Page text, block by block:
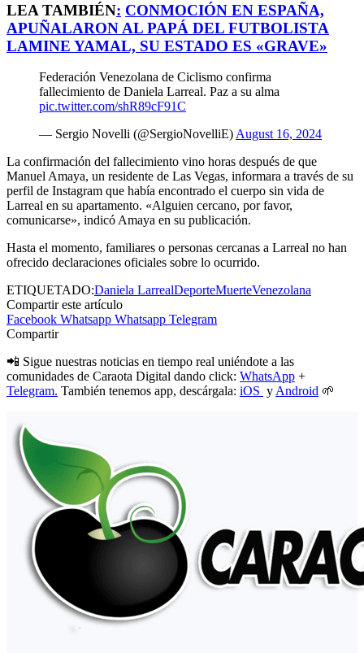
LEA TAMBIÉN: CONMOCIÓN EN ESPAÑA,
APUÑALARON AL PAPÁ DEL FUTBOLISTA
LAMINE YAMAL, SU ESTADO ES «GRAVE»
Federación Venezolana de Ciclismo confirma
fallecimiento de Daniela Larreal. Paz a su alma
pic.twitter.com/shR89cF91C
— Sergio Novelli (@SergioNovelliE) August 16, 2024
La confirmación del fallecimiento vino horas después de que
Manuel Amaya, un residente de Las Vegas, informara a través de su
perfil de Instagram que había encontrado el cuerpo sin vida de
Larreal en su apartamento. «Alguien cercano, por favor,
comunicarse», indicó Amaya en su publicación.
Hasta el momento, familiares o personas cercanas a Larreal no han
ofrecido declaraciones oficiales sobre lo ocurrido.
ETIQUETADO:Daniela LarrealDeporteMuerteVenezolana
Compartir este artículo
Facebook Whatsapp Whatsapp Telegram
Compartir
📲 Sigue nuestras noticias en tiempo real uniéndote a las
comunidades de Caraota Digital dando click: WhatsApp +
Telegram. También tenemos app, descárgala: iOS y Android 🌱